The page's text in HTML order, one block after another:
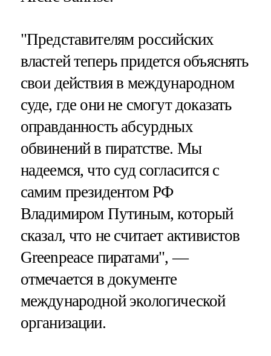
"Представителям российских
властей теперь придется объяснять
свои действия в международном
суде, где они не смогут доказать
оправданность абсурдных
обвинений в пиратстве. Мы
надеемся, что суд согласится с
самим президентом РФ
Владимиром Путиным, который
сказал, что не считает активистов
Greenpeace пиратами", —
отмечается в документе
международной экологической
организации.